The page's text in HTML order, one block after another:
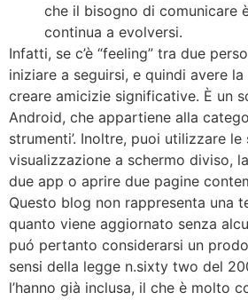
che il bisogno di comunicare
continua a evolversi.
Infatti, se c’è “feeling” tra due
iniziare a seguirsi, e quindi avere
creare amicizie significative. È un
Android, che appartiene alla
strumenti’. Inoltre, puoi utilizzare
visualizzazione a schermo diviso,
due app o aprire due pagine
Questo blog non rappresenta una
quanto viene aggiornato senza
puó pertanto considerarsi un
sensi della legge n.sixty two del
l’hanno già inclusa, il che è molto